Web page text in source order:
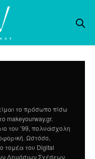
το πρόσωπο πίσω
makeyourway.gr.
του ’99, πολυάσχολη
Ωστόσο,
τομέα του Digital
Δημόσιων Σχέσεων.